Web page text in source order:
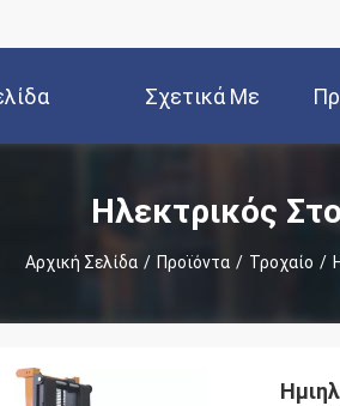
Σχετικά Με
Εμάς
Ηλεκτρικός
Αρχική Σελίδα / Προϊόντα / Τροχαίο /